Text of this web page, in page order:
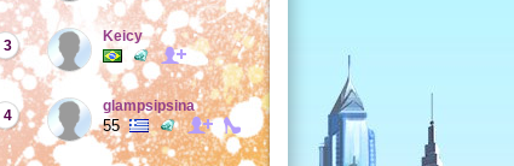
3
Keicy
4
glampsipsina
55